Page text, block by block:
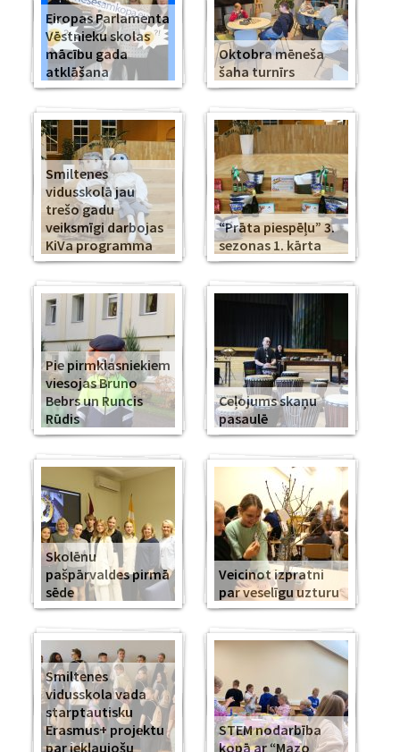
Eiropas Parlamenta
Vēstnieku skolas
mācību gada
atklāšana
Oktobra mēneša
šaha turnīrs
Smiltenes
vidusskolā jau
trešo gadu
veiksmīgi darbojas
KiVa programma
“Prāta piespēļu” 3.
sezonas 1. kārta
Pie pirmklasniekiem
viesojas Bruno
Bebrs un Runcis
Rūdis
Ceļojums skaņu
pasaulē
Skolēnu
pašpārvaldes pirmā
sēde
Veicinot izpratni
par veselīgu uzturu
Smiltenes
vidusskola vada
starptautisku
Erasmus+ projektu
par iekļaujošu
STEM nodarbība
kopā ar “Mazo